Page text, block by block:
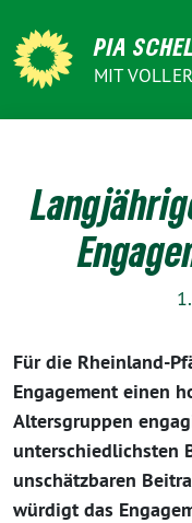
zum
Inhalt
PIA
MIT
Für die Rheinland-
Engagement einen
Altersgruppen
unterschiedlichsten
unschätzbaren
würdigt das